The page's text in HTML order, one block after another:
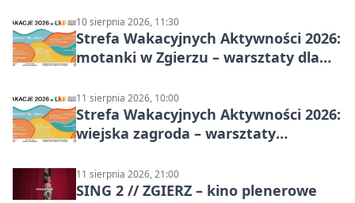
10 sierpnia 2026, 11:30
Strefa Wakacyjnych Aktywności 2026:
motanki w Zgierzu – warsztaty dla
11 sierpnia 2026, 10:00
Strefa Wakacyjnych Aktywności 2026:
wiejska zagroda – warsztaty
11 sierpnia 2026, 21:00
SING 2 // ZGIERZ – kino plenerowe